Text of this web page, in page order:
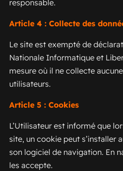
responsable.
Article 4 : Collecte des
Le site est exempté de
Nationale Informatique et
mesure où il ne collecte
utilisateurs.
Article 5 : Cookies
L’Utilisateur est informé que
site, un cookie peut s’installer
son logiciel de navigation. En
les accepte.